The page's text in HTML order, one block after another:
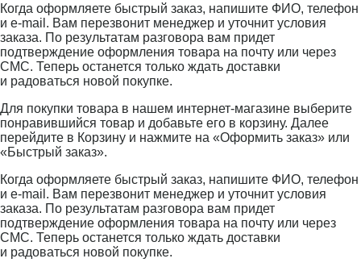
Когда оформляете быстрый заказ, напишите ФИО, телефон
и e-mail. Вам перезвонит менеджер и уточнит условия
заказа. По результатам разговора вам придет
подтверждение оформления товара на почту или через
СМС. Теперь останется только ждать доставки
и радоваться новой покупке.
Для покупки товара в нашем интернет-магазине выберите
понравившийся товар и добавьте его в корзину. Далее
перейдите в Корзину и нажмите на «Оформить заказ» или
«Быстрый заказ».
Когда оформляете быстрый заказ, напишите ФИО, телефон
и e-mail. Вам перезвонит менеджер и уточнит условия
заказа. По результатам разговора вам придет
подтверждение оформления товара на почту или через
СМС. Теперь останется только ждать доставки
и радоваться новой покупке.